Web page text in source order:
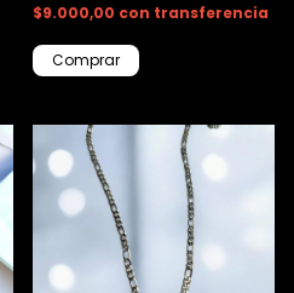
$9.000,00 con transferencia